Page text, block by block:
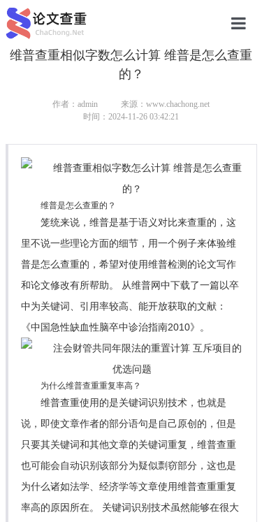
网站首页
本科论文
博士论文
维普查重相似字数怎么计算 维普是怎么查重
的？
作者：admin
来源：www.chachong.net
时间：2024-11-26 03:42:21
维普是怎么查重的？
笼统来说，维普是基于语义对比来查重的，这
里不说一些理论方面的细节，用一个例子来体验维
普是怎么查重的，希望对使用维普检测的论文写作
和论文修改有所帮助。 从维普网中下载了一篇以卒
中为关键词、引用率较高、能开放获取的文献：
《中国急性缺血性脑卒中诊治指南2010》。
为什么维普查重重复率高？
维普查重使用的是关键词识别技术，也就是
说，即使文章作者的部分语句是自己原创的，但是
只要其关键词和其他文章的关键词重复，维普查重
也可能会自动识别该部分为疑似剽窃部分，这也是
为什么诸如法学、经济学等文章使用维普查重重复
率高的原因所在。 关键词识别技术虽然能够在很大